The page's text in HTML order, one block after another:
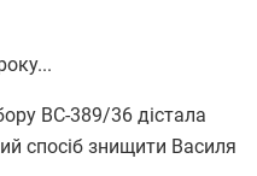
ВС-389/36 дістала
спосіб знищити Василя